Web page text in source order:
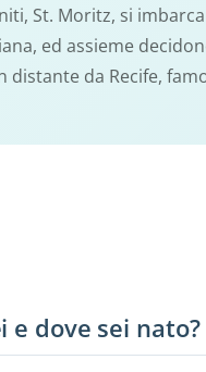
St. Moritz, si
ed assieme
da Recife,
e dove sei nato?